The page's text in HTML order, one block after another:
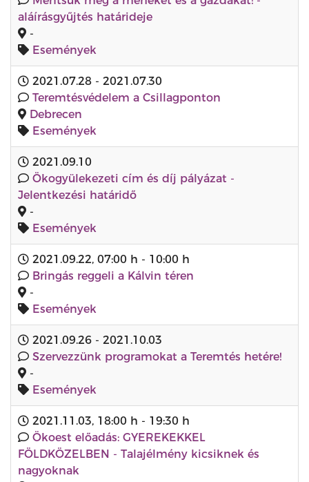
aláírásgyűjtés határideje
-
Események
2021.07.28 - 2021.07.30
Teremtésvédelem a Csillagponton
Debrecen
Események
2021.09.10
Ökogyülekezeti cím és díj pályázat -
Jelentkezési határidő
-
Események
2021.09.22, 07:00 h - 10:00 h
Bringás reggeli a Kálvin téren
-
Események
2021.09.26 - 2021.10.03
Szervezzünk programokat a Teremtés hetére!
-
Események
2021.11.03, 18:00 h - 19:30 h
Ökoest előadás: GYEREKEKKEL
FÖLDKÖZELBEN - Talajélmény kicsiknek és
nagyoknak